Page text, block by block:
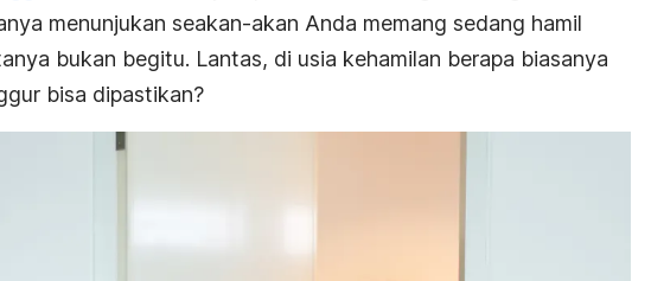
menunjukan seakan-akan Anda memang sedang hamil
bukan begitu. Lantas, di usia kehamilan berapa biasanya
bisa dipastikan?